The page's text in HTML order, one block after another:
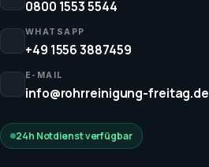
0800 1553 5544
WHATSAPP
+49 1556 3887459
E-MAIL
info@rohrreinigung-freitag.de
24h Notdienst verfügbar